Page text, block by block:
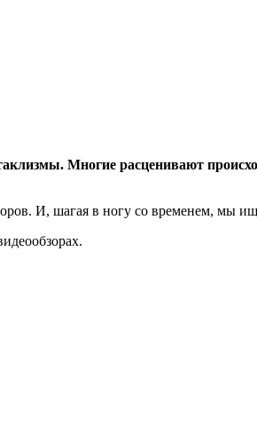
Многие расценивают
И, шагая в ногу со временем, мы